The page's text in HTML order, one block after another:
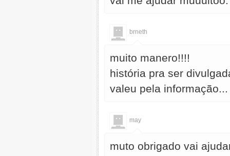
brneth
muito manero!!!!
história pra ser
valeu pela informação...
may
muto obrigado vai